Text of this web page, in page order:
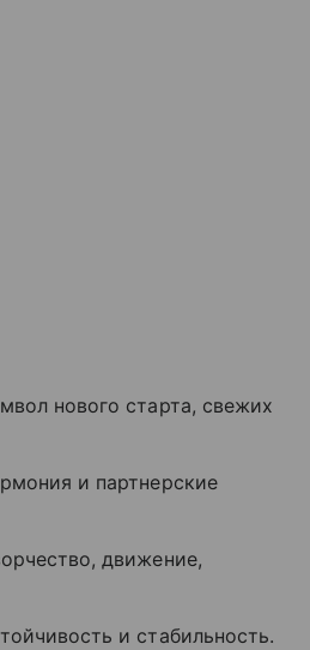
нового старта, свежих
и партнерские
движение,
и стабильность.